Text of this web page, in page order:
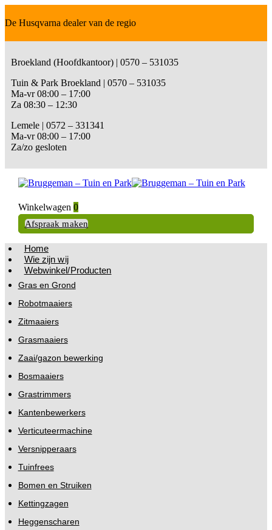
De Husqvarna dealer van de regio
Broekland (Hoofdkantoor) | 0570 – 531035
Tuin & Park Broekland | 0570 – 531035
Ma-vr 08:00 – 17:00
Za 08:30 – 12:30
Lemele | 0572 – 331341
Ma-vr 08:00 – 17:00
Za/zo gesloten
Winkelwagen 0
Afspraak maken
Home
Wie zijn wij
Webwinkel/Producten
Gras en Grond
Robotmaaiers
Zitmaaiers
Grasmaaiers
Zaai/gazon bewerking
Bosmaaiers
Grastrimmers
Kantenbewerkers
Verticuteermachine
Versnipperaars
Tuinfrees
Bomen en Struiken
Kettingzagen
Heggenscharen